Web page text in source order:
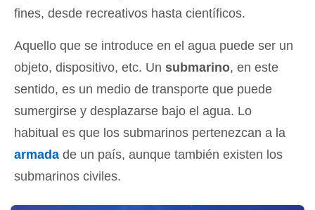
fines, desde recreativos hasta científicos.
Aquello que se introduce en el agua puede ser un
objeto, dispositivo, etc. Un submarino, en este
sentido, es un medio de transporte que puede
sumergirse y desplazarse bajo el agua. Lo
habitual es que los submarinos pertenezcan a la
armada de un país, aunque también existen los
submarinos civiles.